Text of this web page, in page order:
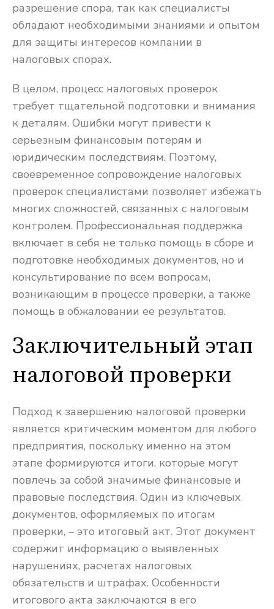
разрешение спора, так как специалисты
обладают необходимыми знаниями и опытом
для защиты интересов компании в
налоговых спорах.
В целом, процесс налоговых проверок
требует тщательной подготовки и внимания
к деталям. Ошибки могут привести к
серьезным финансовым потерям и
юридическим последствиям. Поэтому,
своевременное сопровождение налоговых
проверок специалистами позволяет избежать
многих сложностей, связанных с налоговым
контролем. Профессиональная поддержка
включает в себя не только помощь в сборе и
подготовке необходимых документов, но и
консультирование по всем вопросам,
возникающим в процессе проверки, а также
помощь в обжаловании ее результатов.
Заключительный этап
налоговой проверки
Подход к завершению налоговой проверки
является критическим моментом для любого
предприятия, поскольку именно на этом
этапе формируются итоги, которые могут
повлечь за собой значимые финансовые и
правовые последствия. Один из ключевых
документов, оформляемых по итогам
проверки, – это итоговый акт. Этот документ
содержит информацию о выявленных
нарушениях, расчетах налоговых
обязательств и штрафах. Особенности
итогового акта заключаются в его